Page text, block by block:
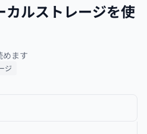
ルストレージを使
めます
ジ